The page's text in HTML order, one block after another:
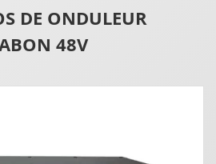
DE ONDULEUR
48V